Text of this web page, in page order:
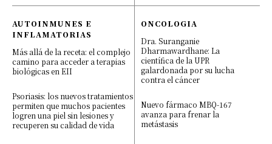
AUTOINMUNES E
INFLAMATORIAS
Más allá de la receta: el complejo
camino para acceder a terapias
biológicas en EII
Psoriasis: los nuevos tratamientos
permiten que muchos pacientes
logren una piel sin lesiones y
recuperen su calidad de vida
ONCOLOGIA
Dra. Suranganie
Dharmawardhane: La
científica de la UPR
galardonada por su lucha
contra el cáncer
Nuevo fármaco MBQ-167
avanza para frenar la
metástasis